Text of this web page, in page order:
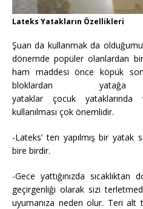
Lateks Yatakların Özellikleri
Şuan da kullanmak da
dönemde popüler olanlardan
ham maddesi önce köpük
bloklardan yatağa
yataklar çocuk
kullanılması çok önemlidir.
-Lateks’ ten yapılmış bir yatak
bire birdir.
-Gece yattığınızda
geçirgenliği olarak sizi
uyumanıza neden olur. Teri alt